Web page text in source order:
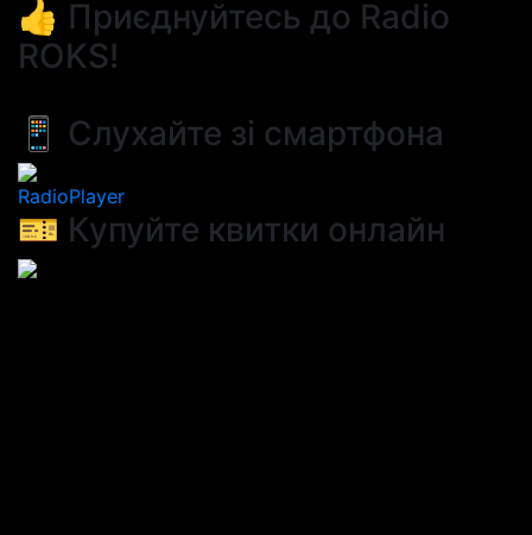
👍 Приєднуйтесь до Radio
ROKS!
📱 Слухайте зі смартфона
RadioPlayer
🎫 Купуйте квитки онлайн